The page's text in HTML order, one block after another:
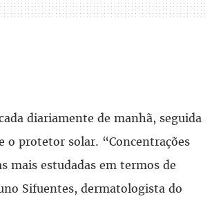
diariamente de manhã, seguida
o protetor solar. “Concentrações
mais estudadas em termos de
Sifuentes, dermatologista do